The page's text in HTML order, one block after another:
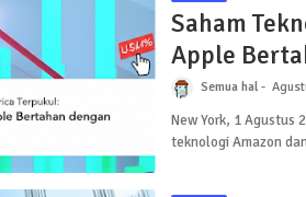
Saham
Apple
Semua hal
New York, 1 Agustus
teknologi Amazon